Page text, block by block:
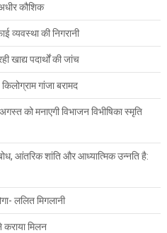
कौशिक
व्यवस्था की निगरानी
खाद्य पदार्थों की जांच
गांजा बरामद
को मनाएगी विभाजन विभीषिका स्मृति
आंतरिक शांति और आध्यात्मिक उन्नति है:
ललित मिगलानी
कराया मिलन